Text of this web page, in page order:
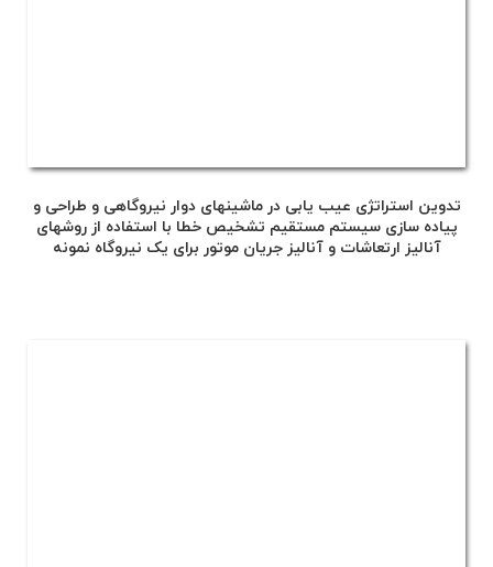
تدوین استراتژی عیب یابی در ماشینهای دوار نیروگاهی و طراحی و
پیاده سازی سیستم مستقیم تشخیص خطا با استفاده از روشهای
آنالیز ارتعاشات و آنالیز جریان موتور برای یک نیروگاه نمونه